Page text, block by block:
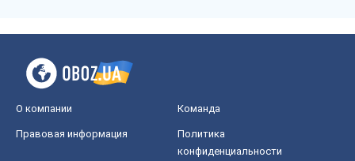
О компании Команда
Правовая информация
Политика
конфиденциальности